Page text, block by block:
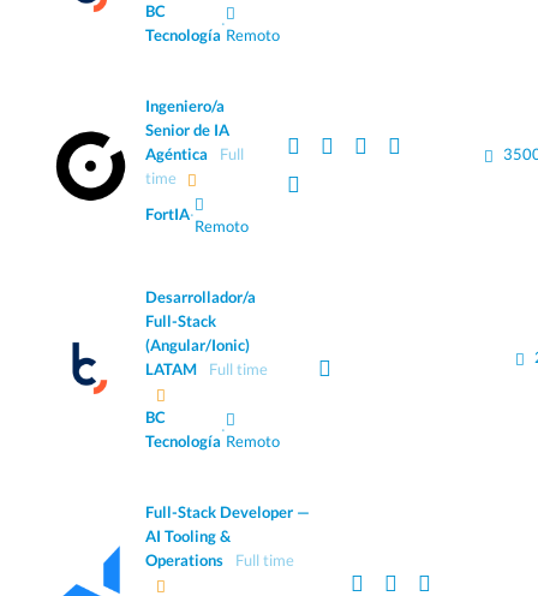
BC
Tecnología
·
Remoto
Ingeniero/a
Senior de IA
Agéntica
Full
time
FortIA·
Remoto
Desarrollador/a
Full-Stack
(Angular/Ionic)
LATAM
Full time
BC
Tecnología
·
Remoto
Full-Stack Developer —
AI Tooling &
Operations
Full time